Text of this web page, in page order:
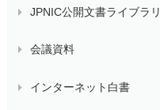
JPNIC公開文書ライブラリ
会議資料
インターネット白書